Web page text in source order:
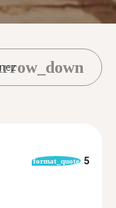
format_quote 5